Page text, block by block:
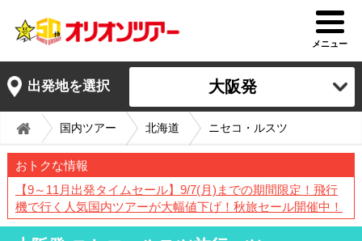
メニュー
出発地を選択 大阪発
国内ツアー 北海道 ニセコ・ルスツ
おトクな情報
【9～11月出発タイムセール】9/7(月)までの期間限定！飛行
機で行く人気国内ツアーが大幅値下げ！秋旅セール開催中！